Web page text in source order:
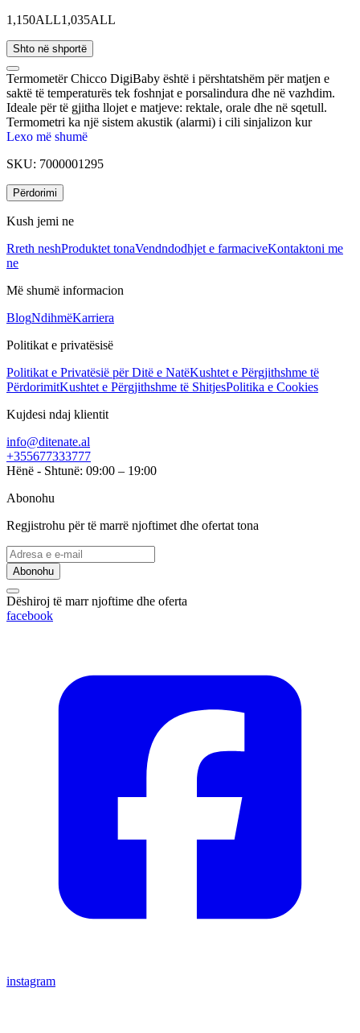
1,150ALL1,035ALL
Shto në shportë
Termometër Chicco DigiBaby është i përshtatshëm për matjen e
saktë të temperaturës tek foshnjat e porsalindura dhe në vazhdim.
Ideale për të gjitha llojet e matjeve: rektale, orale dhe në sqetull.
Termometri ka një sistem akustik (alarmi) i cili sinjalizon kur
temperatura kalon mbi 37.8 gradë. Fiket automatikisht pas 10
Lexo më shumë
SKU: 7000001295
Përdorimi
Kush jemi ne
Rreth neshProduktet tonaVendndodhjet e farmaciveKontaktoni me
ne
Më shumë informacion
BlogNdihmëKarriera
Politikat e privatësisë
Politikat e Privatësië për Ditë e NatëKushtet e Përgjithshme të
PërdorimitKushtet e Përgjithshme të ShitjesPolitika e Cookies
Kujdesi ndaj klientit
info@ditenate.al
+355677333777
Hënë - Shtunë: 09:00 – 19:00
Abonohu
Regjistrohu për të marrë njoftimet dhe ofertat tona
Abonohu
Dëshiroj të marr njoftime dhe oferta
facebook
instagram